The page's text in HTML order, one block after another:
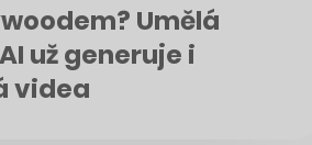
Umělá
už generuje i
videa